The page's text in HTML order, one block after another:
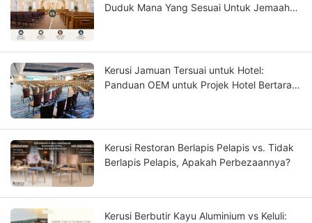
Duduk Mana Yang Sesuai Untuk Jemaah
Kerusi Jamuan Tersuai untuk Hotel:
Panduan OEM untuk Projek Hotel Bertaraf
Kerusi Restoran Berlapis Pelapis vs. Tidak
Berlapis Pelapis, Apakah Perbezaannya?
Kerusi Berbutir Kayu Aluminium vs Keluli: